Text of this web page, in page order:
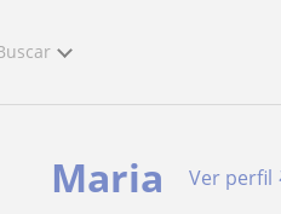
Maria
Ver perfil